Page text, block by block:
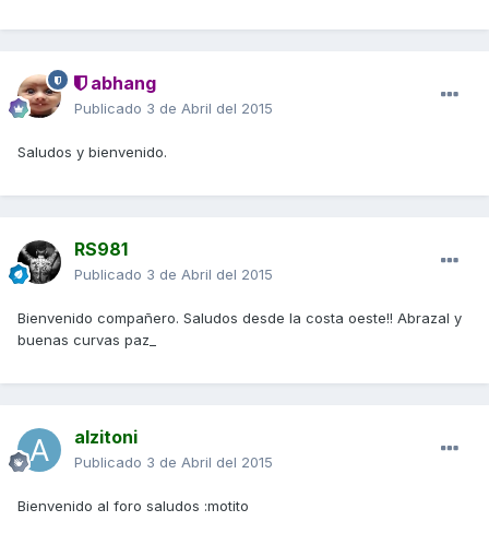
abhang
Publicado 3 de Abril del 2015
Saludos y bienvenido.
RS981
Publicado 3 de Abril del 2015
Bienvenido compañero. Saludos desde la costa oeste!! Abrazal y
buenas curvas paz_
alzitoni
Publicado 3 de Abril del 2015
Bienvenido al foro saludos :motito